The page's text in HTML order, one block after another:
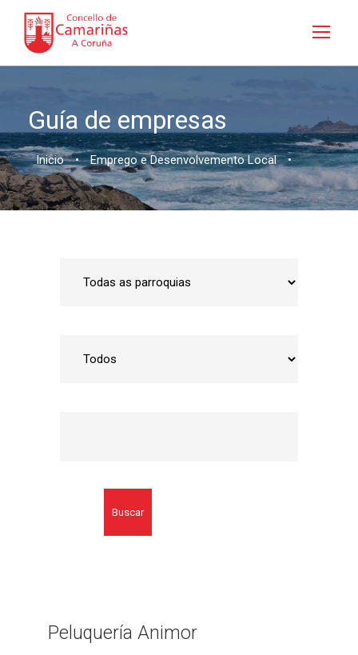
Guía de empresas
Inicio • Emprego e Desenvolvemento Local •
Buscar
Peluquería Animor